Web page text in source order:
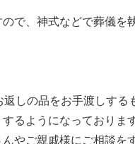
で、神式などで葬儀を
しの品をお手渡しする
るようになっております
やご親戚様にご相談を